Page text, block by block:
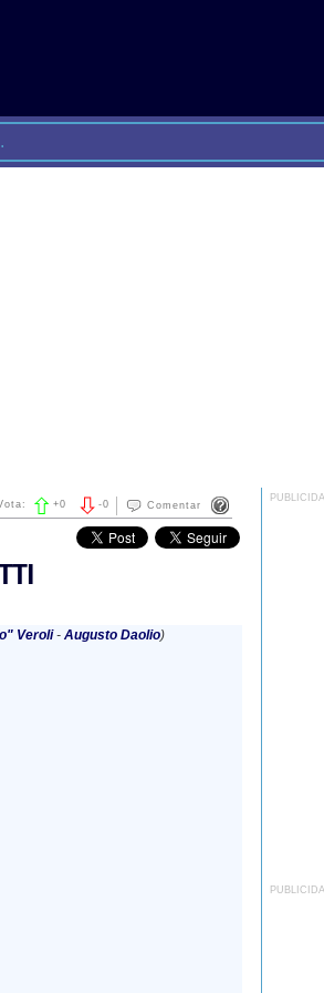
Comentar
-0
+0
Veroli- Augusto Daolio)